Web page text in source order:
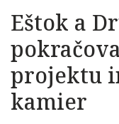
Eštok a
projektu
kamier